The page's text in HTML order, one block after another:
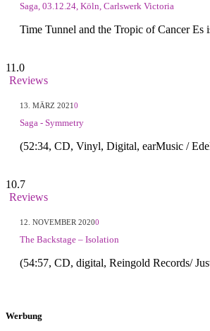
Saga, 03.12.24, Köln, Carlswerk Victoria
Time Tunnel and the Tropic of Cancer
11.0
Reviews
13. MÄRZ 20210
Saga - Symmetry
(52:34, CD, Vinyl, Digital, earMusic /
10.7
Reviews
12. NOVEMBER 20200
The Backstage – Isolation
(54:57, CD, digital, Reingold Records/
Werbung